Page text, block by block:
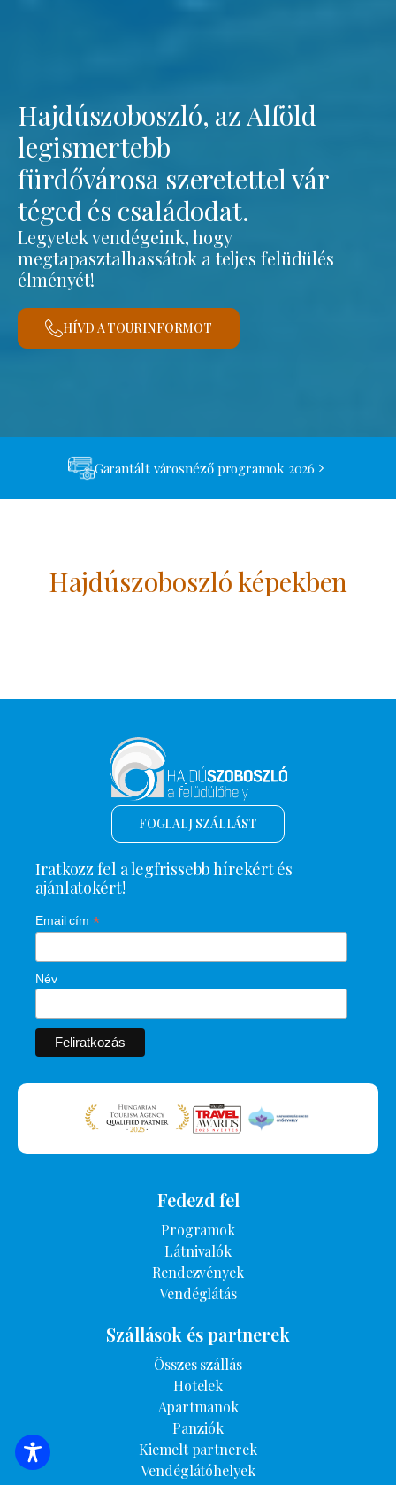
Hajdúszoboszló, az Alföld
legismertebb
fürdővárosa szeretettel vár
téged és családodat.
Legyetek vendégeink, hogy
megtapasztalhassátok a teljes felüdülés
élményét!
HÍVD A TOURINFORMOT
Garantált városnéző programok 2026
Hajdúszoboszló képekben
SZÁLLÁSOK KERESÉSE
FOGLALJ SZÁLLÁST
Iratkozz fel a legfrissebb hírekért és
ajánlatokért!
Email cím *
Név
Fedezd fel
Programok
Látnivalók
Rendezvények
Vendéglátás
Szállások és partnerek
Összes szállás
Hotelek
Apartmanok
Panziók
Kiemelt partnerek
Vendéglátóhelyek